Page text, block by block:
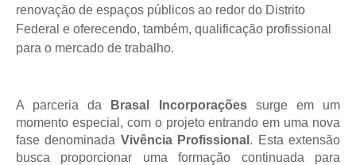
renovação de espaços públicos ao redor do Distrito
Federal e oferecendo, também, qualificação profissional
para o mercado de trabalho.
A parceria da Brasal Incorporações surge em um
momento especial, com o projeto entrando em uma nova
fase denominada Vivência Profissional . Esta extensão
busca proporcionar uma formação continuada para